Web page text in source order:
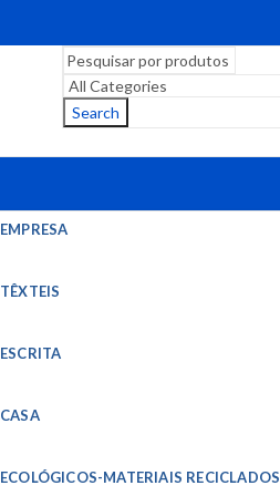
Search
EMPRESA
TÊXTEIS
ESCRITA
CASA
ECOLÓGICOS-MATERIAIS RECICLADOS